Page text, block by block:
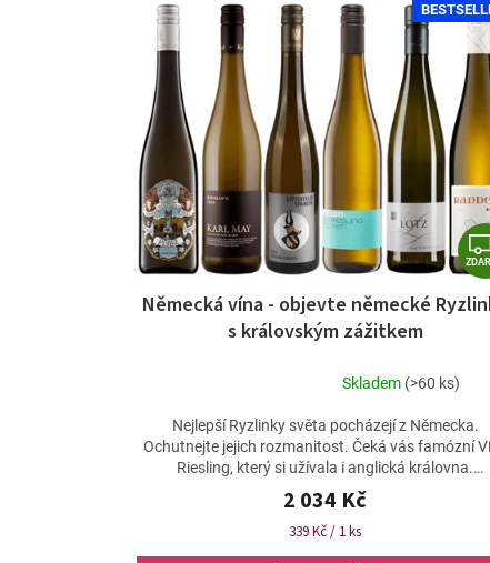
Německá vína - objevte německé
s královským zážitkem
hodnocení
produktu
je
5,0
Skladem (>60 ks)
2 034 Kč
Měrná
339 Kč / 1 ks
Nejlepší Ryzlinky světa pocházejí z Německa.
Ochutnejte jejich rozmanitost. Čeká vás famózní
Riesling, který si užívala i anglická královna.
Vyzkoušíte...